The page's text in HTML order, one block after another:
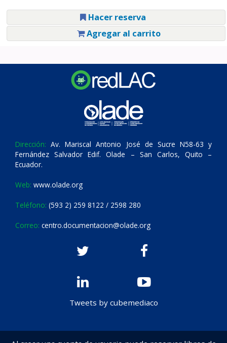
Hacer reserva
Agregar al carrito
Dirección: Av. Mariscal Antonio José de Sucre N58-63 y
Fernández Salvador Edif. Olade – San Carlos, Quito –
Ecuador.
Web: www.olade.org
Teléfono: (593 2) 259 8122 / 2598 280
Correo: centro.documentacion@olade.org
Tweets by cubemediaco